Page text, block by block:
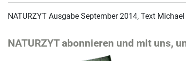
NATURZYT Ausgabe September 2014, Text
NATURZYT abonnieren und mit uns,